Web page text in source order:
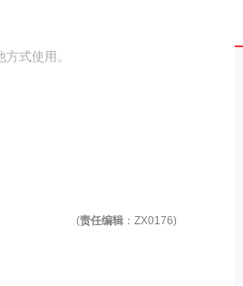
式使用。
(责任编辑 ：ZX0176)